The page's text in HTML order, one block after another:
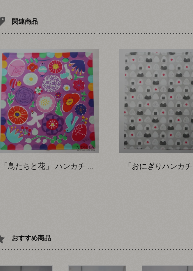
関連商品
「鳥たちと花」 ハンカチ 【たはらともみ】
おすすめ商品